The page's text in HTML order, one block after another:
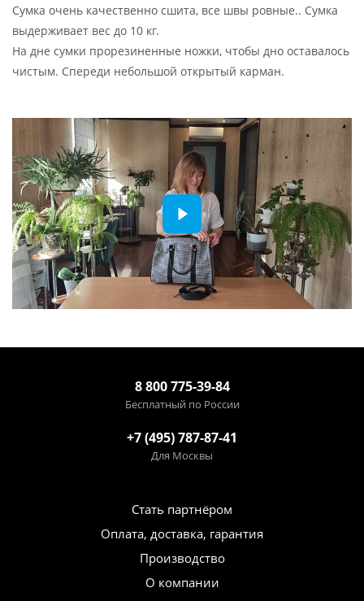
Сумка очень качественно сшита, все швы ровные.. Сумка
выдерживает вес до 10 кг.
На дне сумки прорезиненные ножки, чтобы дно оставалось
чистым. Спереди небольшой открытый карман.
8 800 775-39-84
Бесплатный по России
+7 (495) 787-87-41
Для Москвы
Стать партнёром
Оплата, доставка, гарантия
Производство
О компании